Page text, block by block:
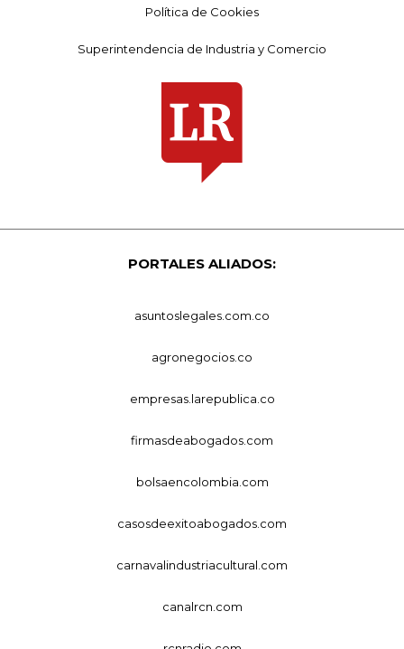
Política de Cookies
Superintendencia de Industria y Comercio
PORTALES ALIADOS:
asuntoslegales.com.co
agronegocios.co
empresas.larepublica.co
firmasdeabogados.com
bolsaencolombia.com
casosdeexitoabogados.com
carnavalindustriacultural.com
canalrcn.com